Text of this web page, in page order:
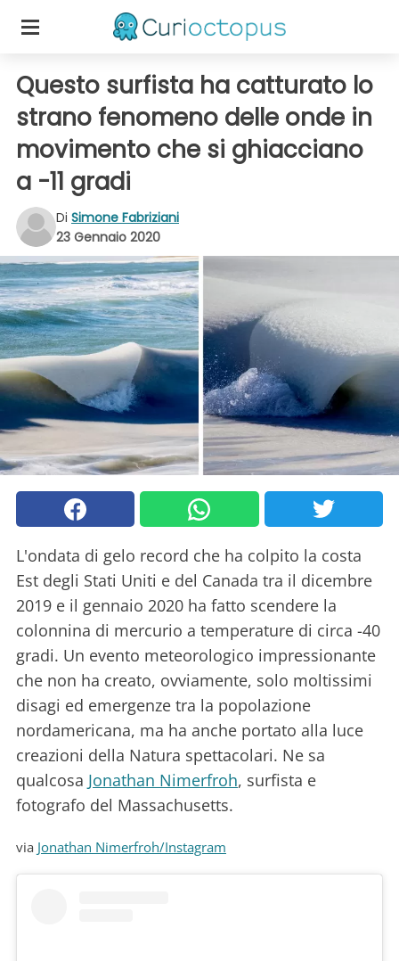
Questo surfista ha catturato lo
strano fenomeno delle onde in
movimento che si ghiacciano
a -11 gradi
Di Simone Fabriziani
23 Gennaio 2020
L'ondata di gelo record che ha colpito la costa
Est degli Stati Uniti e del Canada tra il dicembre
2019 e il gennaio 2020 ha fatto scendere la
colonnina di mercurio a temperature di circa -40
gradi. Un evento meteorologico impressionante
che non ha creato, ovviamente, solo moltissimi
disagi ed emergenze tra la popolazione
nordamericana, ma ha anche portato alla luce
creazioni della Natura spettacolari. Ne sa
qualcosa Jonathan Nimerfroh, surfista e
fotografo del Massachusetts.
via Jonathan Nimerfroh/Instagram